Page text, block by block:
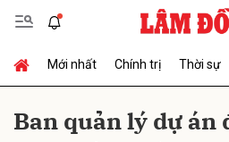
Mới nhất Chính trị Thời sự
Ban quản lý dự án
Gửi bình luận